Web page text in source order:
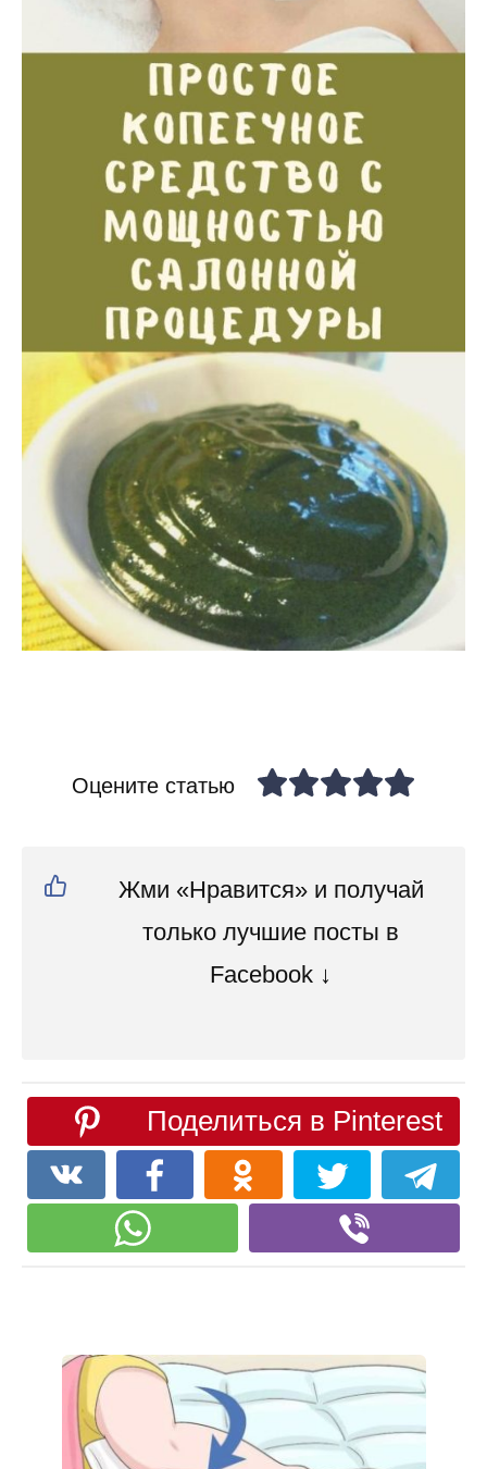
Оцените статью
Жми «Нравится» и получай
только лучшие посты в
Facebook ↓
Поделиться в Pinterest